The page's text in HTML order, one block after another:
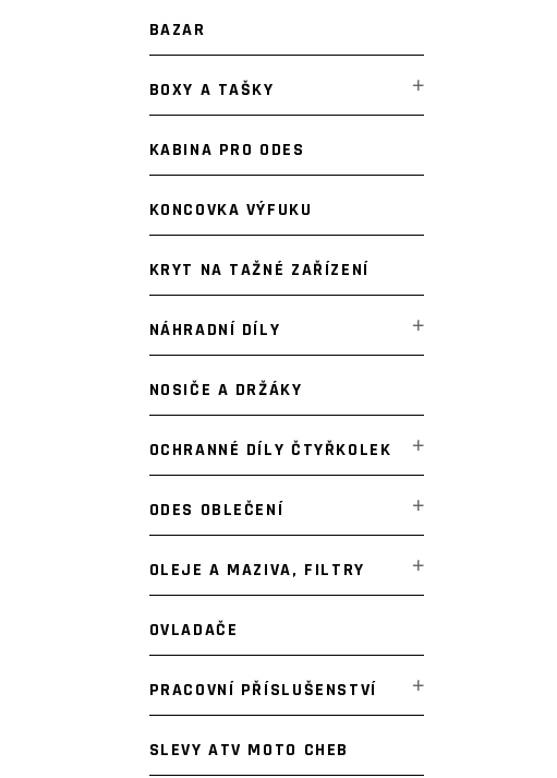
BAZAR
BOXY A TAŠKY
KABINA PRO ODES
KONCOVKA VÝFUKU
KRYT NA TAŽNÉ ZAŘÍZENÍ
NÁHRADNÍ DÍLY
NOSIČE A DRŽÁKY
OCHRANNÉ DÍLY ČTYŘKOLEK
ODES OBLEČENÍ
OLEJE A MAZIVA, FILTRY
OVLADAČE
PRACOVNÍ PŘÍSLUŠENSTVÍ
SLEVY ATV MOTO CHEB